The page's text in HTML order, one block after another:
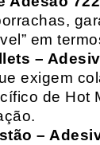
em
–
exigem
de Hot
–